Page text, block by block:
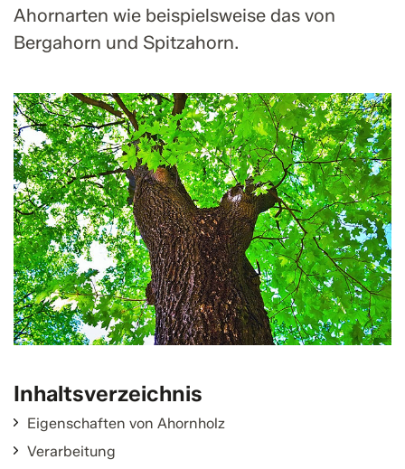
Ahornarten wie beispielsweise das von
Bergahorn und Spitzahorn.
Inhaltsverzeichnis
Eigenschaften von Ahornholz
Verarbeitung